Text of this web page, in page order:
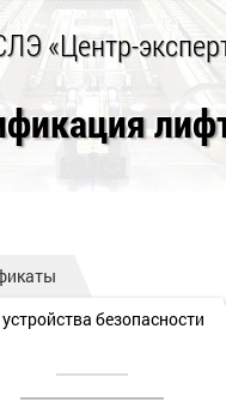
«Центр-
безопасности